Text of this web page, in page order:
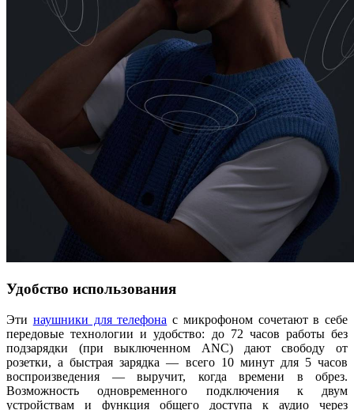
Удобство использования
Эти наушники для телефона с микрофоном сочетают в себе
передовые технологии и удобство: до 72 часов работы без
подзарядки (при выключенном ANC) дают свободу от
розетки, а быстрая зарядка — всего 10 минут для 5 часов
воспроизведения — выручит, когда времени в обрез.
Возможность одновременного подключения к двум
устройствам и функция общего доступа к аудио через